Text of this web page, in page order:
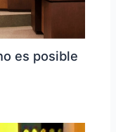
es posible